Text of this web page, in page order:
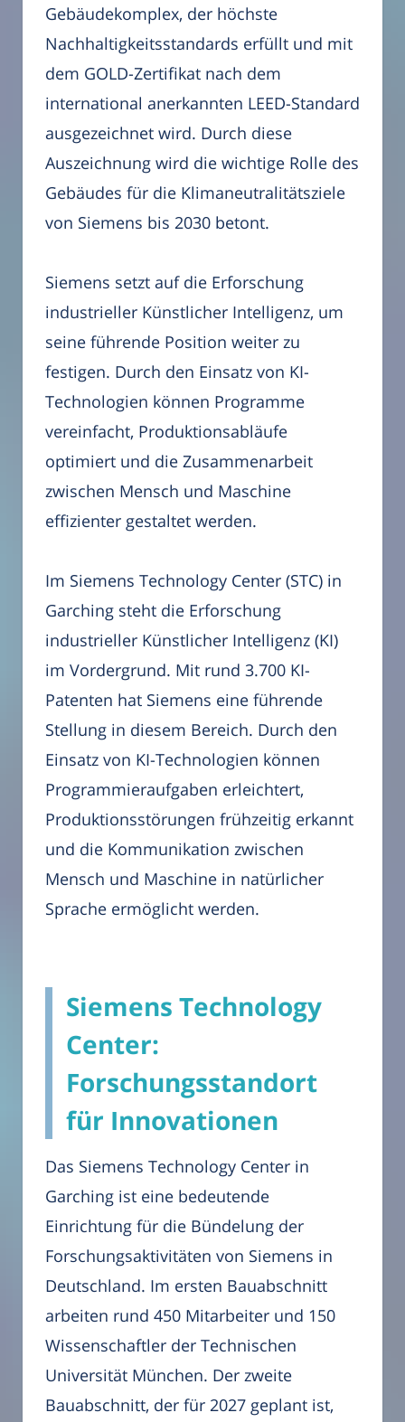
Gebäudekomplex, der höchste
Nachhaltigkeitsstandards erfüllt und mit
dem GOLD-Zertifikat nach dem
international anerkannten LEED-Standard
ausgezeichnet wird. Durch diese
Auszeichnung wird die wichtige Rolle des
Gebäudes für die Klimaneutralitätsziele
von Siemens bis 2030 betont.
Siemens setzt auf die Erforschung
industrieller Künstlicher Intelligenz, um
seine führende Position weiter zu
festigen. Durch den Einsatz von KI-
Technologien können Programme
vereinfacht, Produktionsabläufe
optimiert und die Zusammenarbeit
zwischen Mensch und Maschine
effizienter gestaltet werden.
Im Siemens Technology Center (STC) in
Garching steht die Erforschung
industrieller Künstlicher Intelligenz (KI)
im Vordergrund. Mit rund 3.700 KI-
Patenten hat Siemens eine führende
Stellung in diesem Bereich. Durch den
Einsatz von KI-Technologien können
Programmieraufgaben erleichtert,
Produktionsstörungen frühzeitig erkannt
und die Kommunikation zwischen
Mensch und Maschine in natürlicher
Sprache ermöglicht werden.
Siemens Technology
Center:
Forschungsstandort
für Innovationen
Das Siemens Technology Center in
Garching ist eine bedeutende
Einrichtung für die Bündelung der
Forschungsaktivitäten von Siemens in
Deutschland. Im ersten Bauabschnitt
arbeiten rund 450 Mitarbeiter und 150
Wissenschaftler der Technischen
Universität München. Der zweite
Bauabschnitt, der für 2027 geplant ist,